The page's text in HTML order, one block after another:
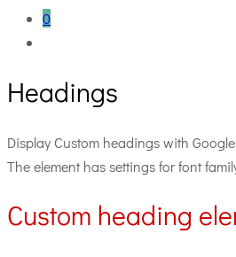
0
Headings
Display Custom headings with
The element has settings for font
Custom heading